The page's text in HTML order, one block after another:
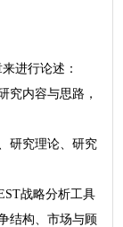
进行论述：
究内容与思路，
研究理论、研究
战略分析工具
结构、市场与顾